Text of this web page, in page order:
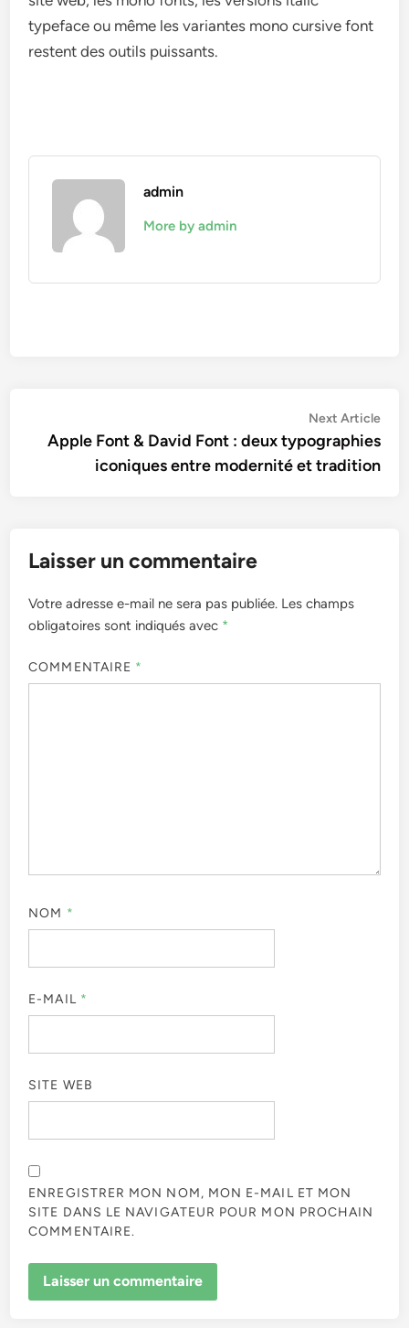
typeface ou même les variantes mono cursive font
restent des outils puissants.
admin
More by admin
de
l’article
Next Article
Apple Font & David Font : deux typographies
iconiques entre modernité et tradition
Laisser un commentaire
Votre adresse e-mail ne sera pas publiée. Les champs
obligatoires sont indiqués avec *
COMMENTAIRE *
NOM *
E-MAIL *
SITE WEB
ENREGISTRER MON NOM, MON E-MAIL ET MON
SITE DANS LE NAVIGATEUR POUR MON PROCHAIN
COMMENTAIRE.